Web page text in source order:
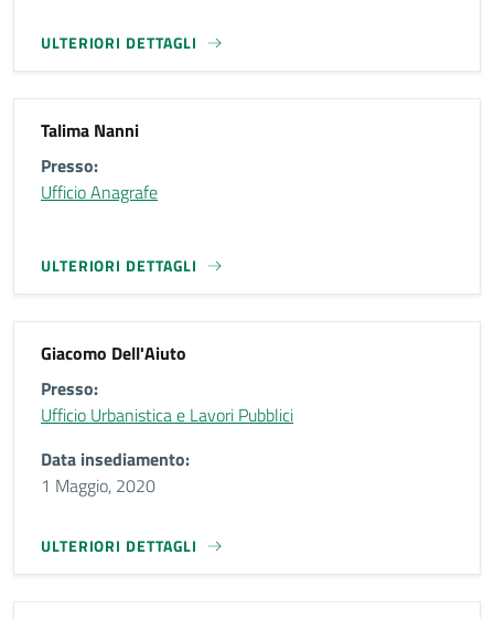
ULTERIORI DETTAGLI
Talima Nanni
Presso:
Ufficio Anagrafe
ULTERIORI DETTAGLI
Giacomo Dell'Aiuto
Presso:
Ufficio Urbanistica e Lavori Pubblici
Data insediamento:
1 Maggio, 2020
ULTERIORI DETTAGLI